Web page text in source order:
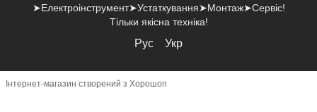
➤Електроінструмент➤Устаткування➤Монтаж➤Сервіс!
Тільки якісна техніка!
Рус Укр
Інтернет-магазин створений з Хорошоп